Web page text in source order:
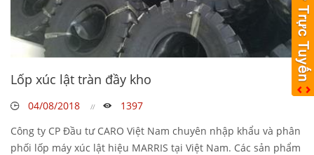
Lốp xúc lật tràn đầy kho
04/08/2018
1397
Công ty CP Đầu tư CARO Việt Nam chuyên nhập khẩu và phân
phối lốp máy xúc lật hiệu MARRIS tại Việt Nam. Các sản phẩm